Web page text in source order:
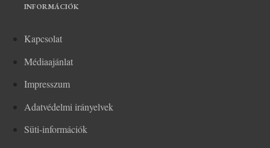
INFORMÁCIÓK
Kapcsolat
Médiaajánlat
Impresszum
Adatvédelmi irányelvek
Süti-információk